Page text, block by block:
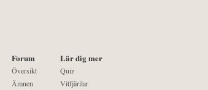
Forum
Översikt
Ämnen
Lär dig mer
Quiz
Vitfjärilar